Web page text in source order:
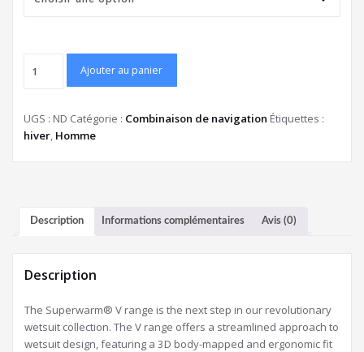
Ajouter au panier
UGS : ND Catégorie : Combinaison de navigation Étiquettes :
hiver, Homme
Description Informations complémentaires Avis (0)
Description
The Superwarm® V range is the next step in our revolutionary
wetsuit collection. The V range offers a streamlined approach to
wetsuit design, featuring a 3D body-mapped and ergonomic fit